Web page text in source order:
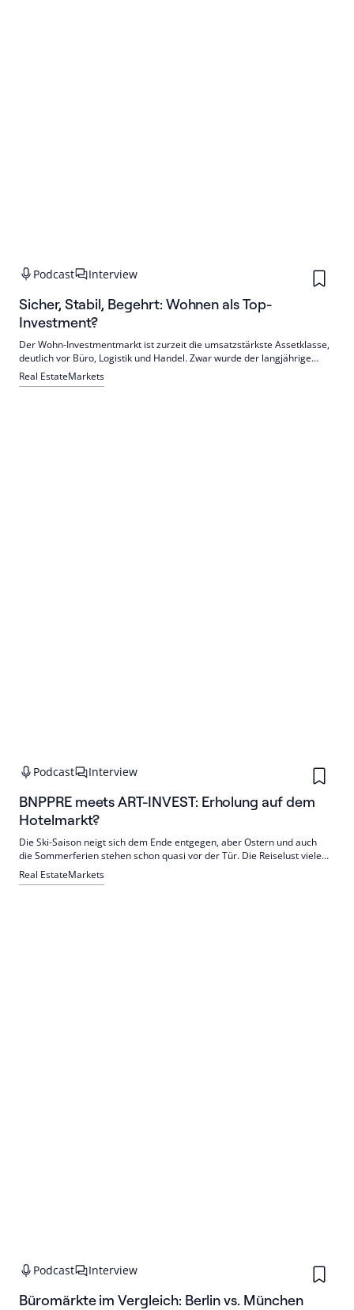
Podcast Interview
Sicher, Stabil, Begehrt: Wohnen als Top-
Investment?
Der Wohn-Investmentmarkt ist zurzeit die umsatzstärkste Assetklasse,
deutlich vor Büro, Logistik und Handel. Zwar wurde der langjährige
Durchschnitt im ersten Quartal 2025 um 40 % verfehlt, das
Vorjahresquartalsergebnis wurde aber mehr als verdreifacht.
Real EstateMarkets
Podcast Interview
BNPPRE meets ART-INVEST: Erholung auf dem
Hotelmarkt?
Die Ski-Saison neigt sich dem Ende entgegen, aber Ostern und auch
die Sommerferien stehen schon quasi vor der Tür. Die Reiselust vieler
steigt ebenso wie die Temperaturen im Land. Ein guter Zeitpunkt, um
ausführlich über den deutschen Hotelmarkt zu sprechen.
Real EstateMarkets
Podcast Interview
Büromärkte im Vergleich: Berlin vs. München